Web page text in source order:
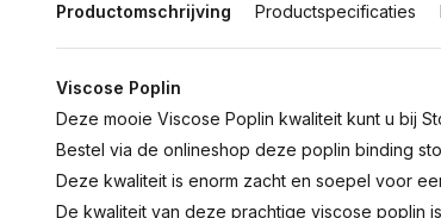
Productomschrijving Productspecificaties
Viscose Poplin
Deze mooie Viscose Poplin kwaliteit kunt u bij
Bestel via de onlineshop deze poplin binding
Deze kwaliteit is enorm zacht en soepel voor
De kwaliteit van deze prachtige viscose poplin